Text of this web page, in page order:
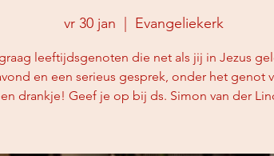
vr 30 jan Evangeliekerk
leeftijdsgenoten die net als jij in Jezus
en een serieus gesprek, onder het genot
drankje! Geef je op bij ds. Simon van der